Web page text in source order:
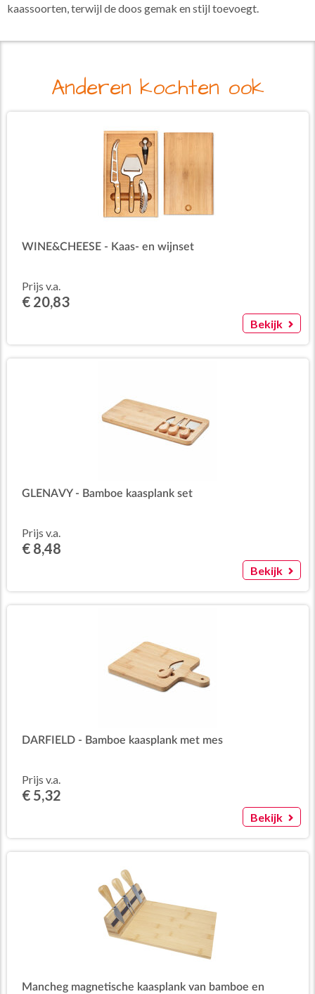
kaassoorten, terwijl de doos gemak en stijl toevoegt.
Anderen kochten ook
WINE&CHEESE - Kaas- en wijnset
Prijs v.a.
€ 20,83
Bekijk
GLENAVY - Bamboe kaasplank set
Prijs v.a.
€ 8,48
Bekijk
DARFIELD - Bamboe kaasplank met mes
Prijs v.a.
€ 5,32
Bekijk
Mancheg magnetische kaasplank van bamboe en